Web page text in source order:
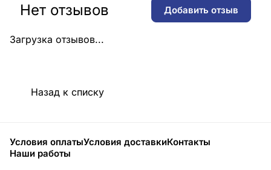
Загрузка отзывов...
Нет отзывов Добавить отзыв
Назад к списку
Условия оплатыУсловия доставкиКонтакты
Наши работы